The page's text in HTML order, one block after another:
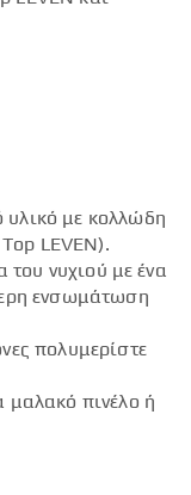
με κολλώδη
LEVEN).
του νυχιού με ένα
ενσωμάτωση
πολυμερίστε
μαλακό πινέλο ή